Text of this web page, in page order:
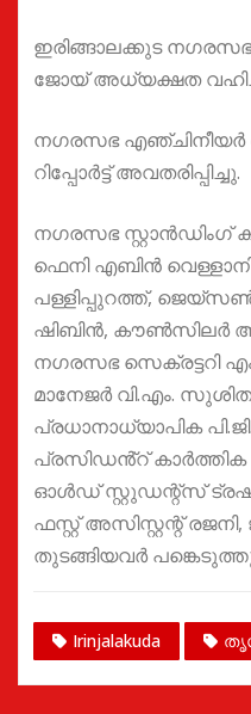
ഇരിങ്ങാലക്കുട നഗരസഭ
ജോയ് അധ്യക്ഷത
നഗരസഭ
റിപ്പോർട്ട് അവതരിപ്പിച്ചു.
നഗരസഭ സ്റ്റാൻഡിംഗ്
ഫെനി എബിൻ
പള്ളിപ്പുറത്ത്, ജെയ്സൺ
ഷിബിൻ, കൗൺസിലർ
നഗരസഭ സെക്രട്ടറി
മാനേജർ വി.എം.
പ്രധാനാധ്യാപിക
പ്രസിഡൻ്റ്
ഓൾഡ് സ്റ്റുഡന്റ്സ്
ഫസ്റ്റ് അസിസ്റ്റന്റ്
തുടങ്ങിയവർ
Irinjalakuda